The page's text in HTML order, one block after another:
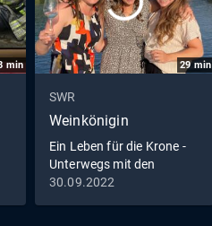
min 29min
SWR
Weinkönigin
Ein Leben für die Krone -
Unterwegs mit den
Weinköniginnen
30.09.2022